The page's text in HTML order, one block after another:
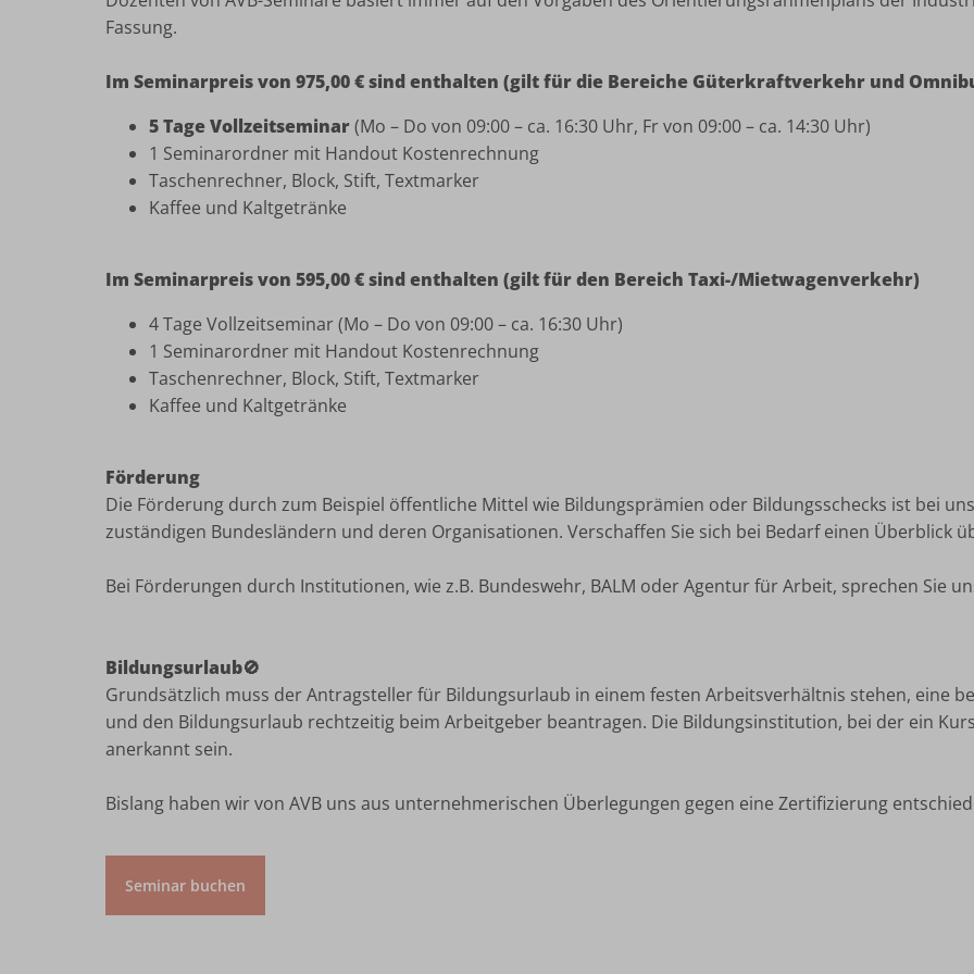
Fassung.
Im Seminarpreis von 975,00 € sind enthalten (gilt für die Bereiche Güterkraftverkehr und
5 Tage Vollzeitseminar(Mo – Do von 09:00 – ca. 16:30 Uhr, Fr von 09:00 – ca. 14:30 Uhr)
1 Seminarordner mit Handout Kostenrechnung
Taschenrechner, Block, Stift, Textmarker
Kaffee und Kaltgetränke
Im Seminarpreis von 595,00 € sind enthalten (gilt für den Bereich Taxi-/Mietwagenverkehr)
4 Tage Vollzeitseminar (Mo – Do von 09:00 – ca. 16:30 Uhr)
1 Seminarordner mit Handout Kostenrechnung
Taschenrechner, Block, Stift, Textmarker
Kaffee und Kaltgetränke
Förderung
Die Förderung durch zum Beispiel öffentliche Mittel wie Bildungsprämien oder Bildungsschecks ist bei
zuständigen Bundesländern und deren Organisationen. Verschaffen Sie sich bei Bedarf einen Überblick
Bei Förderungen durch Institutionen, wie z.B. Bundeswehr, BALM oder Agentur für Arbeit, sprechen Sie
Bildungsurlaub­🚫
Grundsätzlich muss der Antragsteller für Bildungsurlaub in einem festen Arbeitsverhältnis stehen, eine
und den Bildungsurlaub rechtzeitig beim Arbeitgeber beantragen. Die Bildungsinstitution, bei der ein
anerkannt sein.
Bislang haben wir von AVB uns aus unternehmerischen Überlegungen gegen eine Zertifizierung
Seminar buchen